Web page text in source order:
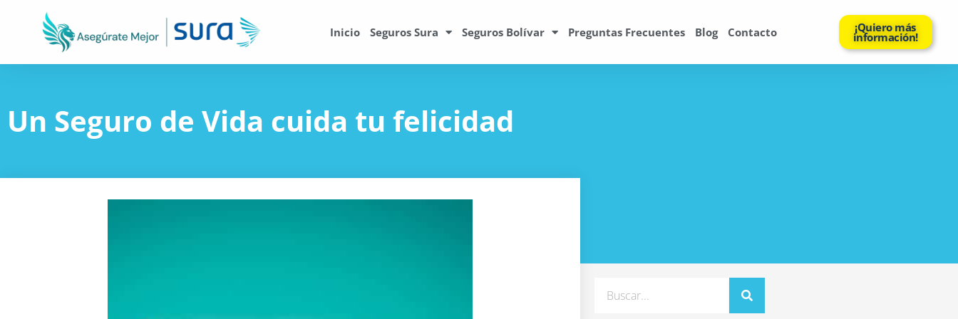
Inicio Seguros Sura Seguros Bolívar Preguntas Frecuentes Blog Contacto ¡Quiero más
información!
Un Seguro de Vida cuida tu felicidad